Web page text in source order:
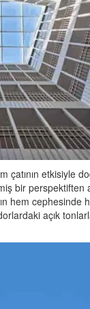
etkisiyle
bir perspektiften
cephesinde
açık